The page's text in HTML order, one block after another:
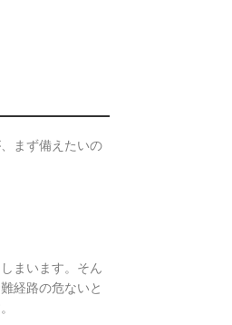
まず備えたいの
まいます。そん
経路の危ないと